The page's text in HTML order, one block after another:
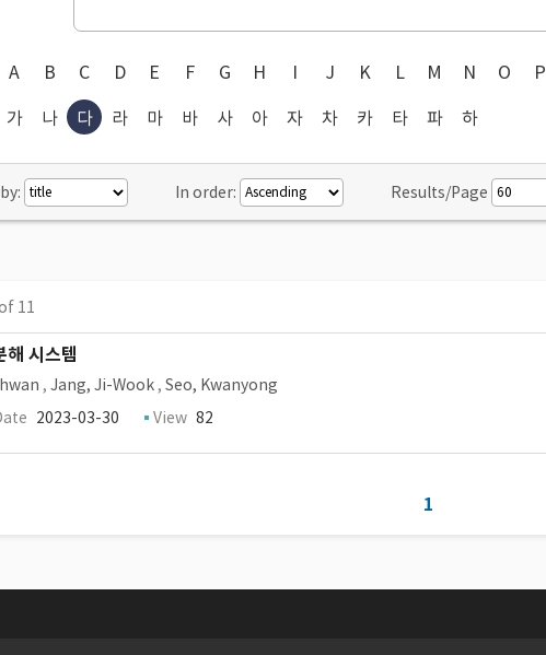
A B C D E F G H I J K L M N O P
가 나 다 라 마 바 사 아 자 차 카 타 파 하
In order: Results/Page
11
해 시스템
, Jang, Ji-Wook , Seo, Kwanyong
2023-03-30 View 82
1